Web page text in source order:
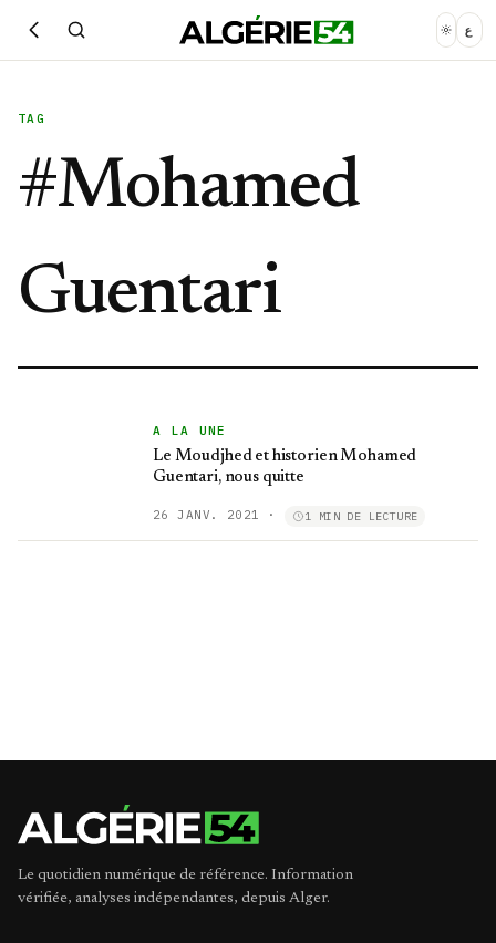
ع
TAG
#Mohamed
Guentari
A LA UNE
Le Moudjhed et historien Mohamed
Guentari, nous quitte
26 JANV. 2021 · 1 MIN DE LECTURE
Le quotidien numérique de référence. Information
vérifiée, analyses indépendantes, depuis Alger.